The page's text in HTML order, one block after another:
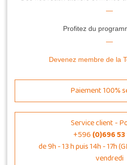
Profitez du
Devenez membre de la
Paiement 100%
Service client -
+596 (0)696
de 9h - 13 h puis 14h - 17h
vendredi